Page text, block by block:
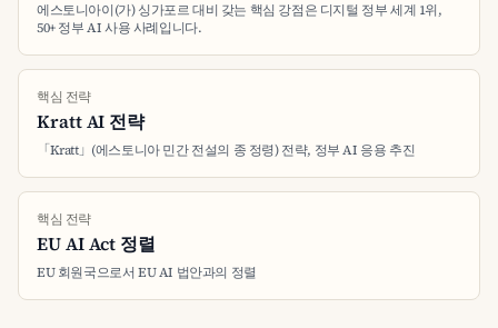
에스토니아이(가) 싱가포르 대비 갖는 핵심 강점은 디지털 정부 세계 1위,
50+ 정부 AI 사용 사례입니다.
핵심 전략
Kratt AI 전략
「Kratt」(에스토니아 민간 전설의 종 정령) 전략, 정부 AI 응용 추진
핵심 전략
EU AI Act 정렬
EU 회원국으로서 EU AI 법안과의 정렬